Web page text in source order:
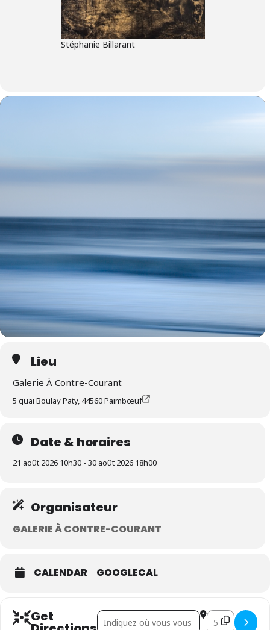
Stéphanie Billarant
Lieu
Galerie À Contre-Courant
5 quai Boulay Paty, 44560 Paimbœuf
Date & horaires
21 août 2026 10h30 - 30 août 2026 18h00
Organisateur
GALERIE À CONTRE-COURANT
CALENDAR GOOGLECAL
Get Address - Barré, Billarant [] Destination